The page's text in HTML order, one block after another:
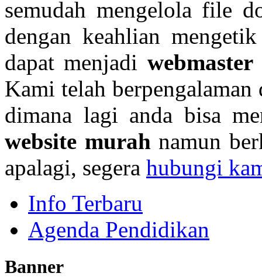
semudah mengelola file
dengan keahlian
dapat menjadi webmaster
Kami telah
dimana lagi anda bisa
website murah namun
apalagi, segera hubungi
Info Terbaru
Agenda Pendidikan
Banner